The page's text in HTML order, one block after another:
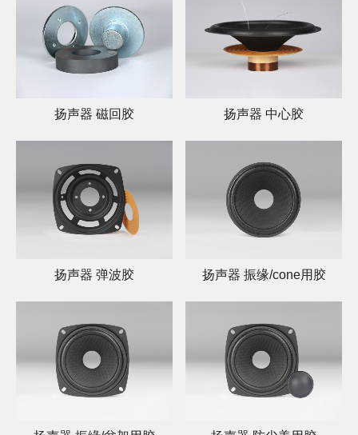
扬声器 磁回胶 扬声器 中心胶
扬声器 弹波胶 扬声器 振缘/cone用胶